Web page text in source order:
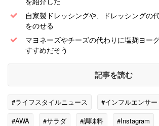
自家製ドレッシングや、ドレッシングの
をのせる
マヨネーズやチーズの代わりに塩麹ヨー
すすめだそう
記事を読む
#ライフスタイルニュース #インフルエンサー
#AWA
#サラダ #調味料 #Instagram